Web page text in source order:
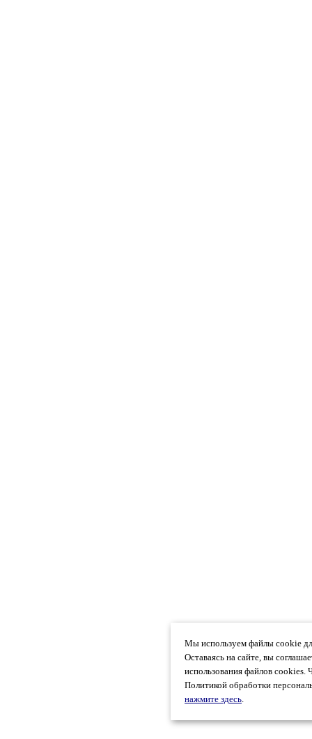
Мы используем файлы cookie
Оставаясь на сайте, вы
использования файлов cookies.
Политикой обработки
нажмите здесь.